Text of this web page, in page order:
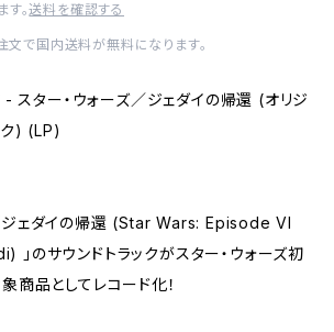
す。送料を確認する
で国内送料が無料になります。
- スター・ウォーズ／ジェダイの帰還 (オリジ
ク) (LP)
ジェダイの帰還 (Star Wars: Episode VI
のサウンドトラックがスター・ウォーズ初
商品としてレコード化！